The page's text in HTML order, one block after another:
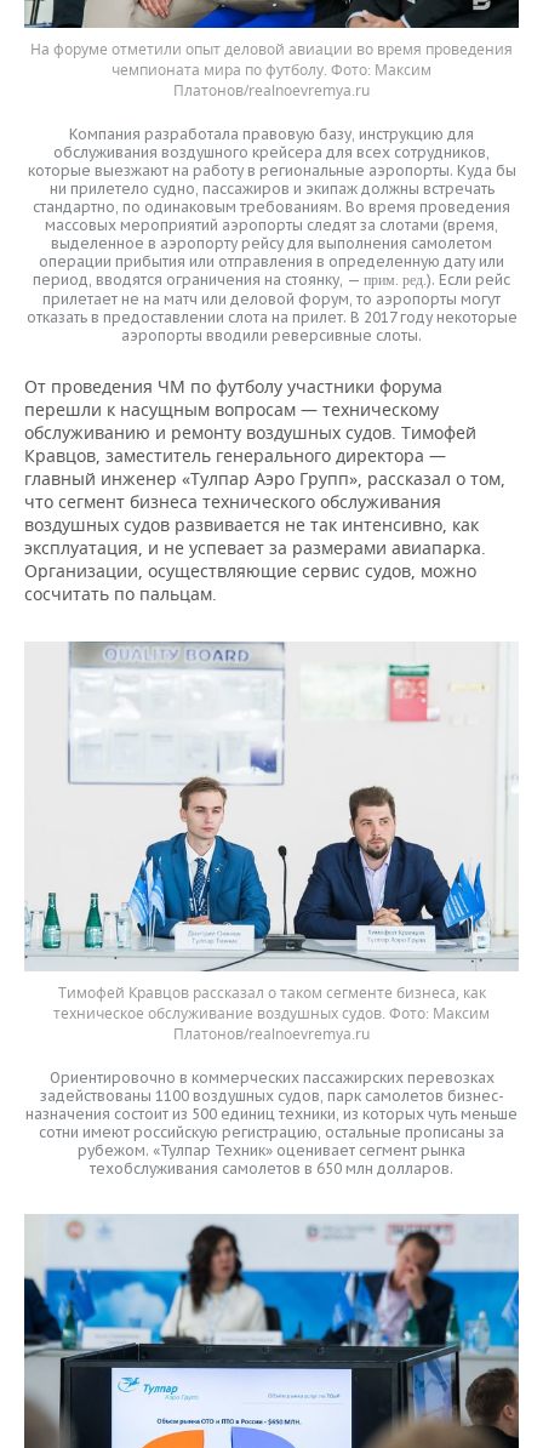
На форуме отметили опыт деловой авиации во время проведения
чемпионата мира по футболу.
Максим
Платонов/realnoevremya.ru
Компания разработала правовую базу, инструкцию для
обслуживания воздушного крейсера для всех сотрудников,
которые выезжают на работу в региональные аэропорты. Куда бы
ни прилетело судно, пассажиров и экипаж должны встречать
стандартно, по одинаковым требованиям. Во время проведения
массовых мероприятий аэропорты следят за слотами (время,
выделенное в аэропорту рейсу для выполнения самолетом
операции прибытия или отправления в определенную дату или
период, вводятся ограничения на стоянку, — прим. ред.). Если рейс
прилетает не на матч или деловой форум, то аэропорты могут
отказать в предоставлении слота на прилет. В 2017 году некоторые
аэропорты вводили реверсивные слоты.
От проведения ЧМ по футболу участники форума
перешли к насущным вопросам — техническому
обслуживанию и ремонту воздушных судов. Тимофей
Кравцов, заместитель генерального директора —
главный инженер «Тулпар Аэро Групп», рассказал о том,
что сегмент бизнеса технического обслуживания
воздушных судов развивается не так интенсивно, как
эксплуатация, и не успевает за размерами авиапарка.
Организации, осуществляющие сервис судов, можно
сосчитать по пальцам.
Тимофей Кравцов рассказал о таком сегменте бизнеса, как
техническое обслуживание воздушных судов.
Максим
Платонов/realnoevremya.ru
Ориентировочно в коммерческих пассажирских перевозках
задействованы 1100 воздушных судов, парк самолетов бизнес-
назначения состоит из 500 единиц техники, из которых чуть меньше
сотни имеют российскую регистрацию, остальные прописаны за
рубежом. «Тулпар Техник» оценивает сегмент рынка
техобслуживания самолетов в 650 млн долларов.